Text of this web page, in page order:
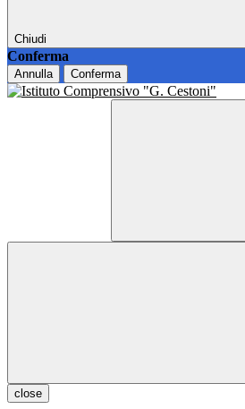
Chiudi
Conferma
Annulla Conferma
close